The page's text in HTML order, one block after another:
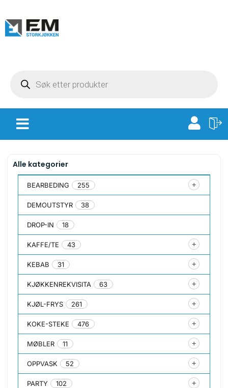
Alle kategorier
BEARBEDING 255
DEMOUTSTYR 38
DROP-IN 18
KAFFE/TE 43
KEBAB 31
KJØKKENREKVISITA 63
KJØL-FRYS 261
KOKE-STEKE 476
MØBLER 11
OPPVASK 52
PARTY 102